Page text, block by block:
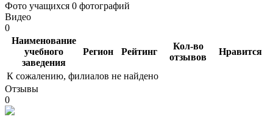
Фото учащихся 0 фотографий
Видео
0
Наименование
учебного
заведения
Регион Рейтинг
Кол-во
отзывов
Нравится
К сожалению, филиалов не найдено
Отзывы
0